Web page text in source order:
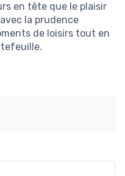
en tête que le plaisir
la prudence
de loisirs tout en